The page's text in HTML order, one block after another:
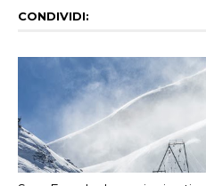
CONDIVIDI: